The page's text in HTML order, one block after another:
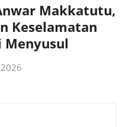
Makkatutu,
Keselamatan
Menyusul